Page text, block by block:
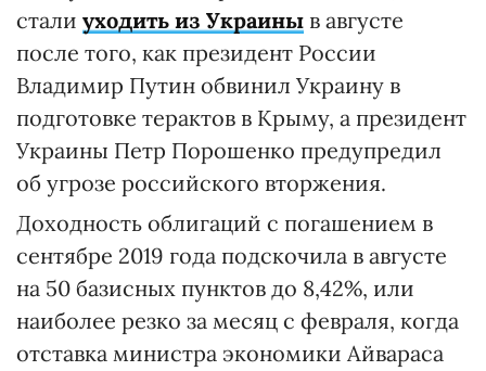
стали уходить из Украины в августе
после того, как президент России
Владимир Путин обвинил Украину в
подготовке терактов в Крыму, а президент
Украины Петр Порошенко предупредил
об угрозе российского вторжения.
Доходность облигаций с погашением в
сентябре 2019 года подскочила в августе
на 50 базисных пунктов до 8,42%, или
наиболее резко за месяц с февраля, когда
отставка министра экономики Айвараса